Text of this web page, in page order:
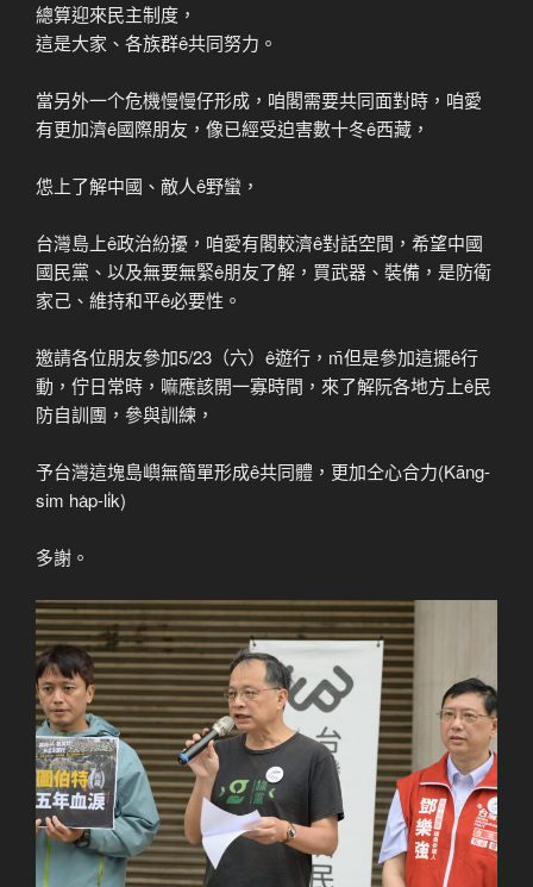
總算迎來民主制度，
這是大家、各族群ê共同努力。
當另外一个危機慢慢仔形成，咱閣需要共同面對時，咱愛
有更加濟ê國際朋友，像已經受迫害數十冬ê西藏，
怹上了解中國、敵人ê野蠻，
台灣島上ê政治紛擾，咱愛有閣較濟ê對話空間，希望中國
國民黨、以及無要無緊ê朋友了解，買武器、裝備，是防衛
家己、維持和平ê必要性。
邀請各位朋友參加5/23（六）ê遊行，m̄但是參加這擺ê行
動，佇日常時，嘛應該開一寡時間，來了解阮各地方上ê民
防自訓團，參與訓練，
予台灣這塊島嶼無簡單形成ê共同體，更加仝心合力(Kāng-
sim ha̍p-li̍k)
多謝。